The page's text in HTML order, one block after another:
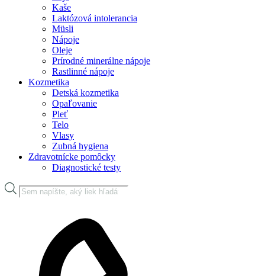
Kaše
Laktózová intolerancia
Müsli
Nápoje
Oleje
Prírodné minerálne nápoje
Rastlinné nápoje
Kozmetika
Detská kozmetika
Opaľovanie
Pleť
Telo
Vlasy
Zubná hygiena
Zdravotnícke pomôcky
Diagnostické testy
Products
search